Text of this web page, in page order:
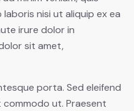
nisi ut aliquip ex ea
irure dolor in
sit amet,
porta. Sed eleifend
ut. Praesent